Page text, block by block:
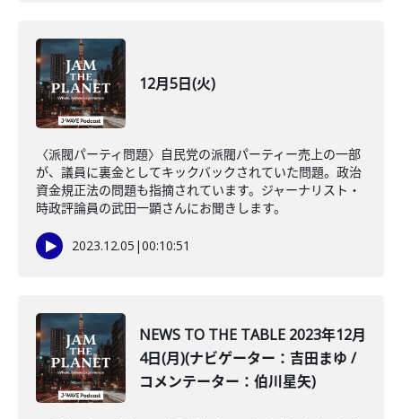
12月5日(火)
〈派閥パーティ問題〉自民党の派閥パーティー売上の一部
が、議員に裏金としてキックバックされていた問題。政治
資金規正法の問題も指摘されています。ジャーナリスト・
時政評論員の武田一顕さんにお聞きします。
2023.12.05 |00:10:51
NEWS TO THE TABLE 2023年12月
4日(月)(ナビゲーター：吉田まゆ /
コメンテーター：伯川星矢)